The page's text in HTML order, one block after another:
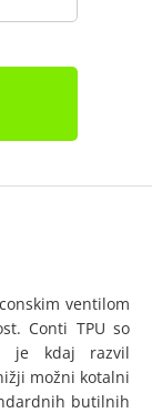
ventilom
Conti TPU so
je kdaj razvil
možni kotalni
butilnih